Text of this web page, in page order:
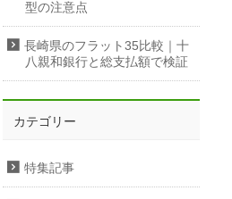
型の注意点
長崎県のフラット35比較｜十
八親和銀行と総支払額で検証
カテゴリー
特集記事